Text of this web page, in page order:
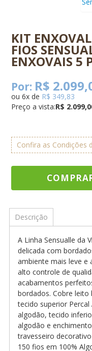
KIT
FIOS
ENXOVAIS 5
Por: R$
ou6x de R$ 349,83
Preço a vista:R$
Confira as Condições
Descrição
A Linha Sensualle da
delicada com
ambiente mais leve e
alto controle de
acabamentos
bordados. Cobre
tecido superior
algodão, tecido
algodão e
travesseiro
150 fios em 100%